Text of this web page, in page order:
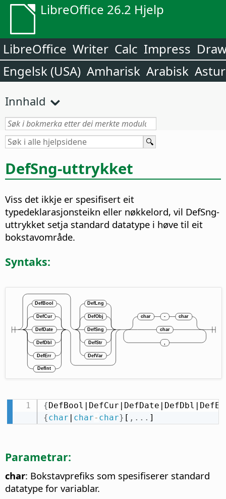
LibreOffice 26.2 Hjelp
LibreOffice Writer Calc Impress
Engelsk (USA) Amharisk Arabisk
Innhald
DefSng-uttrykket
Viss det ikkje er spesifisert eit
typedeklarasjonsteikn eller nøkkelord, vil DefSng-
uttrykket setja standard datatype i høve til eit
bokstavområde.
Syntaks:
{
{char char- char} [ , . . . ]
Parametrar:
char: Bokstavprefiks som spesifiserer standard
datatype for variablar.